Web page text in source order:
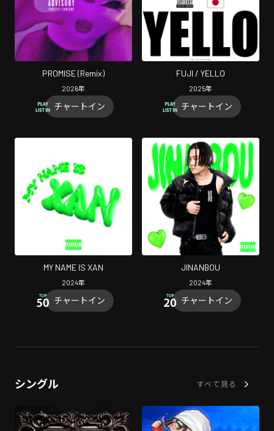
PROMISE (Remix)
2026年
チャートイン
FUJI / YELLO
2025年
チャートイン
MY NAME IS XAN
2024年
チャートイン
JINANBOU
2024年
チャートイン
シングル すべて見る